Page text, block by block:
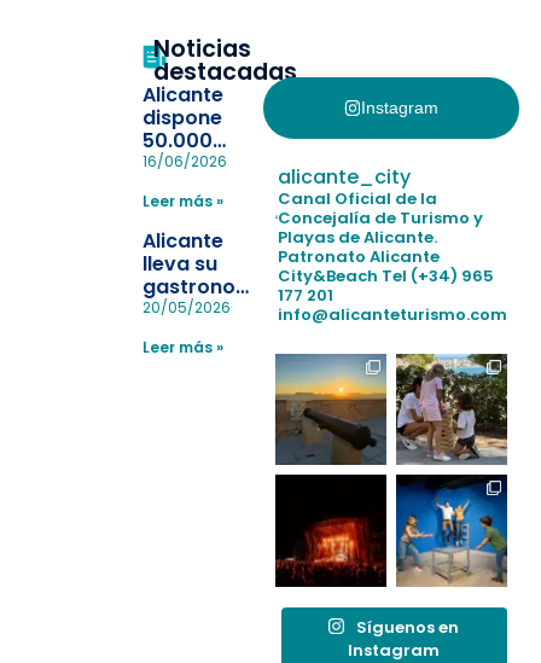
Noticias
destacadas
Alicante
dispone
50.000
pulseras
la
pérdida de niños
en las
playas y
realiza con
éxito un
simulacro de socorrismo
16/06/2026
Leer más »
Alicante
lleva su
gastronomía
a Madrid
reforzar el
20/05/2026
Leer más »
Instagram
alicante_city
Canal Oficial de la
Concejalía de Turismo y
Playas de Alicante.
Patronato Alicante
City&Beach Tel (+34) 965
177 201
info@alicanteturismo.com
Síguenos en
Instagram